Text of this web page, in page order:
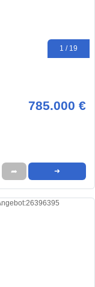
1 / 19
785.000 €
➦ ➜